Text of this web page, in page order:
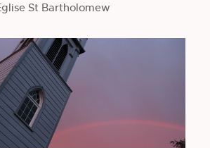
St Bartholomew